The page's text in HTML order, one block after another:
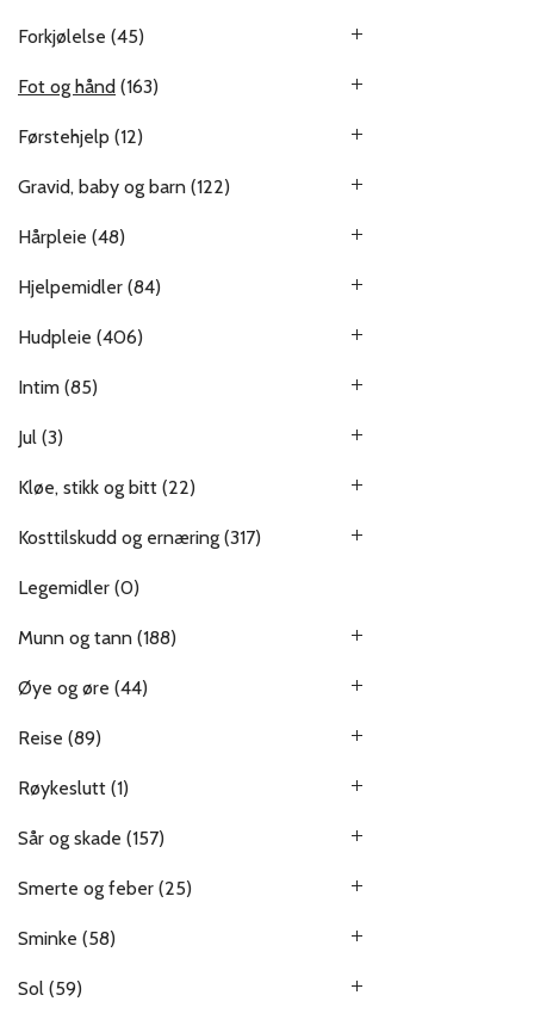
Forkjølelse (45)
Fot og hånd (163)
Førstehjelp (12)
Gravid, baby og barn (122)
Hårpleie (48)
Hjelpemidler (84)
Hudpleie (406)
Intim (85)
Jul (3)
Kløe, stikk og bitt (22)
Kosttilskudd og ernæring (317)
Legemidler (0)
Munn og tann (188)
Øye og øre (44)
Reise (89)
Røykeslutt (1)
Sår og skade (157)
Smerte og feber (25)
Sminke (58)
Sol (59)